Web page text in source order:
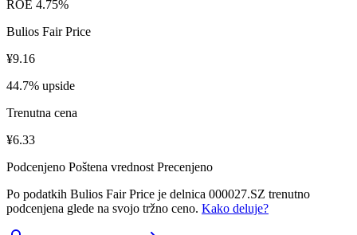
ROE 4.75%
Bulios Fair Price
¥9.16
44.7% upside
Trenutna cena
¥6.33
Podcenjeno Poštena vrednost Precenjeno
Po podatkih Bulios Fair Price je delnica 000027.SZ trenutno
podcenjena glede na svojo tržno ceno. Kako deluje?